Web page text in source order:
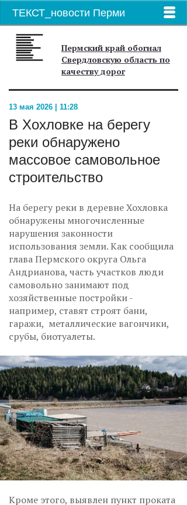
ТЕКСТ_новости Перми
Пермский край обогнал
Свердловскую область по
качеству дорог
13 мая 2026 | 11:28
В Хохловке на берегу
реки обнаружено
массовое самовольное
строительство
На берегу реки в деревне Хохловка
обнаружены многочисленные
нарушения законности
использования земли. Как сообщила
глава Пермского округа Ольга
Андрианова, часть участков люди
самовольно занимают под
хозяйственные постройки -
например, ставят строят бани,
гаражи, металлические вагончики,
срубы, биотуалеты.
Кроме этого, выявлен пункт проката